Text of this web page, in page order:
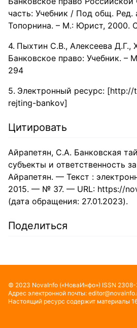
часть: Учебник / Под общ. Ред.
Топорнина. – М.: Юрист, 2000.
Пыхтин С.В., Алексеева Д.Г.,
Банковское право: Учебник. –
294
Электронный ресурс:
rejting-bankov]
Цитировать
Айрапетян, С.А. Банковская
субъекты и ответственность
Айрапетян. — Текст :
2015. — № 37. — URL: https://
(дата обращения: 27.01.2023).
Поделиться
© 2023 NovaInfo («НоваИнфо») ISSN 2308-
Адрес электронной почты:
Настоящий ресурс содержит материалы